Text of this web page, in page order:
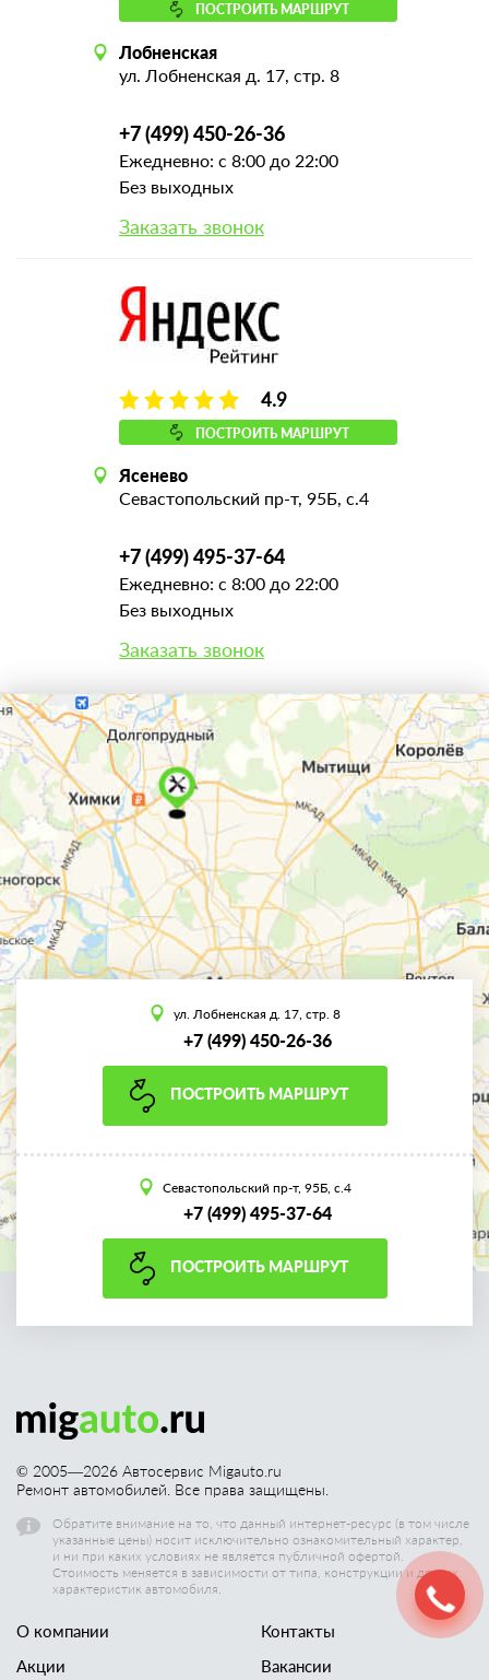
ПОСТРОИТЬ МАРШРУТ
Лобненская
ул. Лобненская д. 17, стр. 8
+7 (499) 450-26-36
Ежедневно: с 8:00 до 22:00
Без выходных
Заказать звонок
4.9
ПОСТРОИТЬ МАРШРУТ
Ясенево
Севастопольский пр-т, 95Б, с.4
+7 (499) 495-37-64
Ежедневно: с 8:00 до 22:00
Без выходных
Заказать звонок
ул. Лобненская д. 17, стр. 8
+7 (499) 450-26-36
ПОСТРОИТЬ МАРШРУТ
Севастопольский пр-т, 95Б, с.4
+7 (499) 495-37-64
ПОСТРОИТЬ МАРШРУТ
© 2005—2026 Автосервис Migauto.ru
Ремонт автомобилей. Все права защищены.
Обратите внимание на то, что данный интернет-ресурс (в том числе
указанные цены) носит исключительно ознакомительный характер,
и ни при каких условиях не является публичной офертой.
Стоимость меняется в зависимости от типа, конструкции и других
характеристик автомобиля.
О компании
Акции
Контакты
Вакансии